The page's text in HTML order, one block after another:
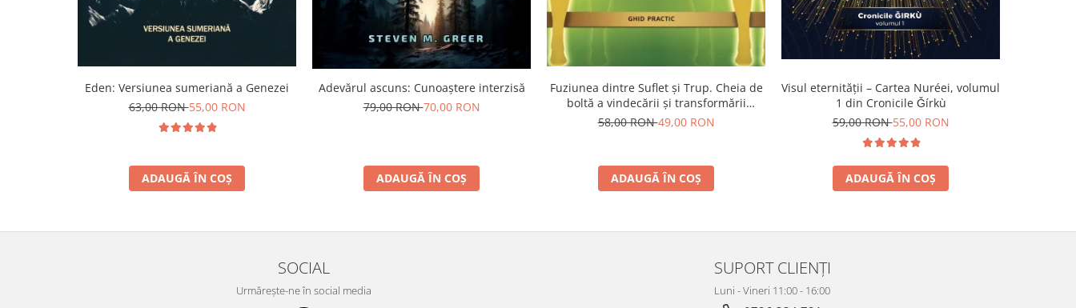
Eden: Versiunea sumeriană a Genezei
63,00 RON55,00 RON
ADAUGĂ ÎN COȘ
Adevărul ascuns: Cunoaștere interzisă
79,00 RON70,00 RON
ADAUGĂ ÎN COȘ
Fuziunea dintre Suflet și Trup. Cheia de
boltă a vindecării și transformării
spirituale
58,00 RON49,00 RON
ADAUGĂ ÎN COȘ
Visul eternității – Cartea Nuréei, volumul
1 din Cronicile Ǧírkù
59,00 RON55,00 RON
ADAUGĂ ÎN COȘ
SOCIAL
Urmărește-ne în social media
SUPORT CLIENȚI
Luni - Vineri 11:00 - 16:00